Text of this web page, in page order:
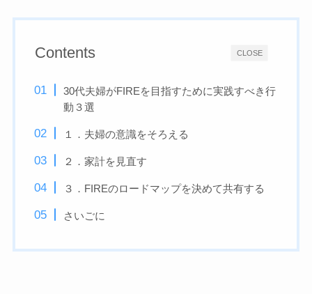
CLOSE
Contents
30代夫婦がFIREを目指すために実践すべき行
動３選
１．夫婦の意識をそろえる
２．家計を見直す
３．FIREのロードマップを決めて共有する
さいごに